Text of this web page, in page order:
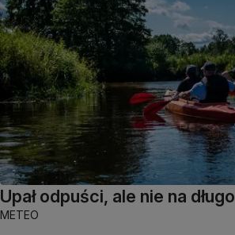
Upał odpuści, ale nie na długo
METEO